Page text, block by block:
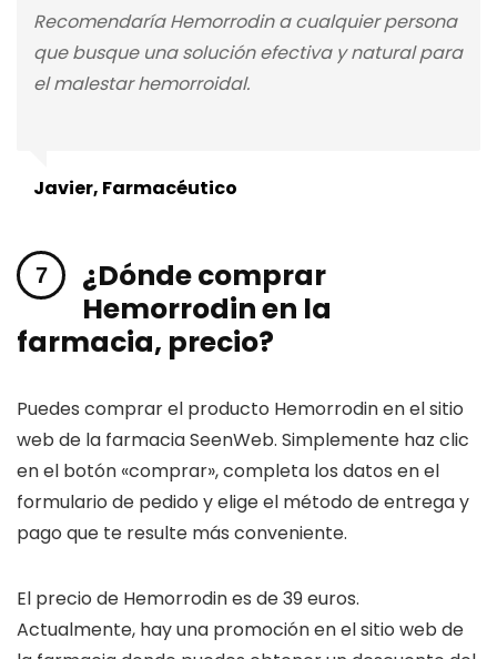
Recomendaría Hemorrodin a cualquier persona
que busque una solución efectiva y natural para
el malestar hemorroidal.
Javier, Farmacéutico
¿Dónde comprar
Hemorrodin en la
farmacia, precio?
Puedes comprar el producto Hemorrodin en el sitio
web de la farmacia SeenWeb. Simplemente haz clic
en el botón «comprar», completa los datos en el
formulario de pedido y elige el método de entrega y
pago que te resulte más conveniente.
El precio de Hemorrodin es de 39 euros.
Actualmente, hay una promoción en el sitio web de